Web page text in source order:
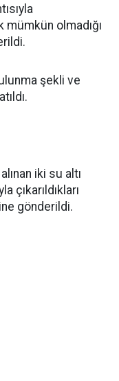
olmadığı
şekli ve
iki su altı
çıkarıldıkları
gönderildi.